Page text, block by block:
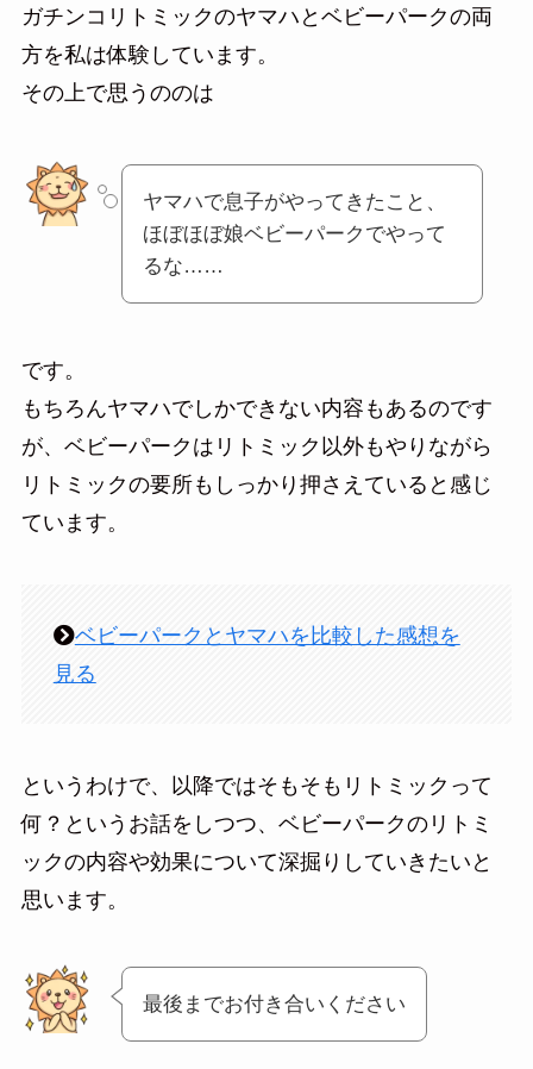
ガチンコリトミックのヤマハとベビーパークの両
方を私は体験しています。
その上で思うののは
ヤマハで息子がやってきたこと、
ほぼほぼ娘ベビーパークでやって
るな……
です。
もちろんヤマハでしかできない内容もあるのです
が、ベビーパークはリトミック以外もやりながら
リトミックの要所もしっかり押さえていると感じ
ています。
ベビーパークとヤマハを比較した感想を
見る
というわけで、以降ではそもそもリトミックって
何？というお話をしつつ、ベビーパークのリトミ
ックの内容や効果について深掘りしていきたいと
思います。
最後までお付き合いください